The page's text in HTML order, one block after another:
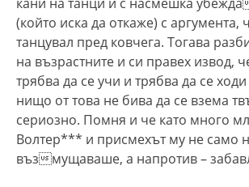
(който иска да откаже) с аргумента,
танцувал пред ковчега. Тогава
на възрастните и си правех извод,
трябва да се учи и трябва да се
нищо от това не бива да се взема
сериозно. Помня и че като много
Волтер*** и присмехът му не само
възмущаваше, а напротив –